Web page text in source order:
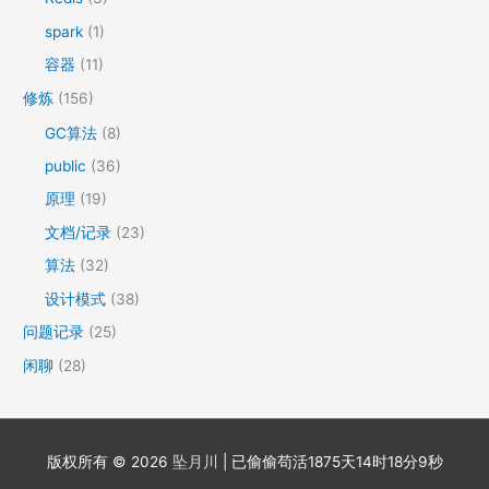
spark (1)
容器 (11)
修炼 (156)
GC算法 (8)
public (36)
原理 (19)
文档/记录 (23)
算法 (32)
设计模式 (38)
问题记录 (25)
闲聊 (28)
版权所有 © 2026 坠月川 | 已偷偷苟活1875天14时18分9秒